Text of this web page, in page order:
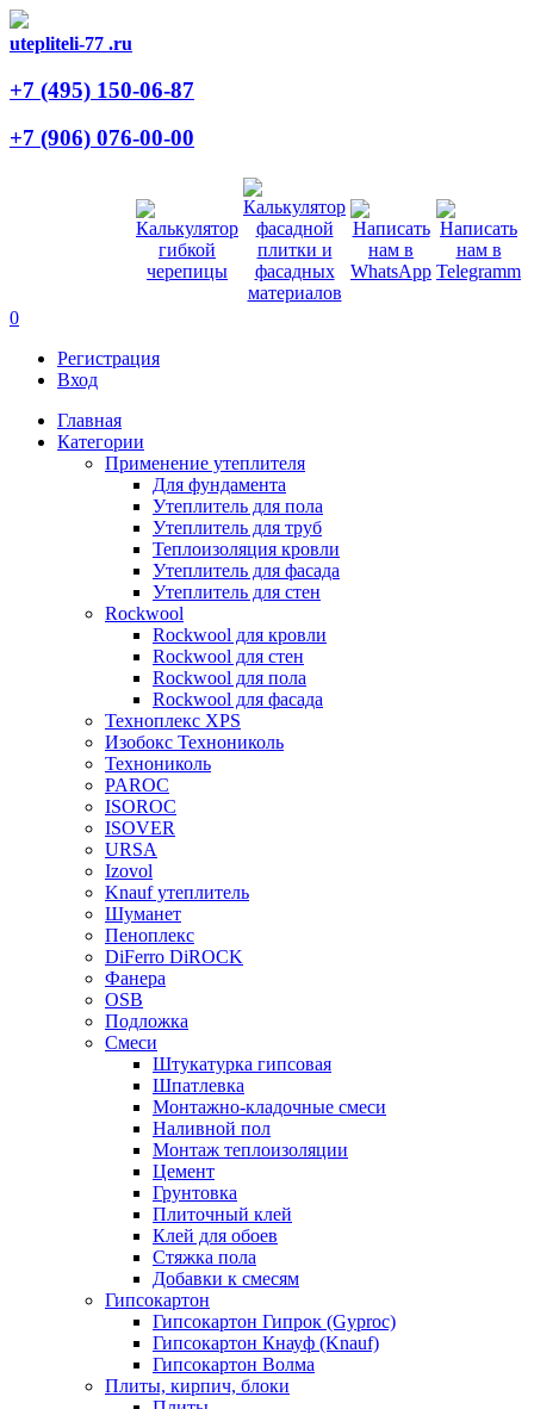
utepliteli-77 .ru
+7 (495) 150-06-87
+7 (906) 076-00-00
0
Регистрация
Вход
Главная
Категории
Применение утеплителя
Для фундамента
Утеплитель для пола
Утеплитель для труб
Теплоизоляция кровли
Утеплитель для фасада
Утеплитель для стен
Rockwool
Rockwool для кровли
Rockwool для стен
Rockwool для пола
Rockwool для фасада
Техноплекс XPS
Изобокс Технониколь
Технониколь
PAROC
ISOROC
ISOVER
URSA
Izovol
Knauf утеплитель
Шуманет
Пеноплекс
DiFerro DiROCK
Фанера
OSB
Подложка
Смеси
Штукатурка гипсовая
Шпатлевка
Монтажно-кладочные смеси
Наливной пол
Монтаж теплоизоляции
Цемент
Грунтовка
Плиточный клей
Клей для обоев
Стяжка пола
Добавки к смесям
Гипсокартон
Гипсокартон Гипрок (Gyproc)
Гипсокартон Кнауф (Knauf)
Гипсокартон Волма
Плиты, кирпич, блоки